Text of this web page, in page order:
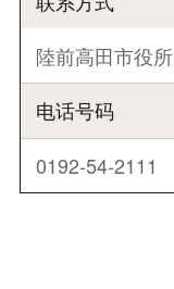
陸前高田市役所
电话号码
0192-54-2111